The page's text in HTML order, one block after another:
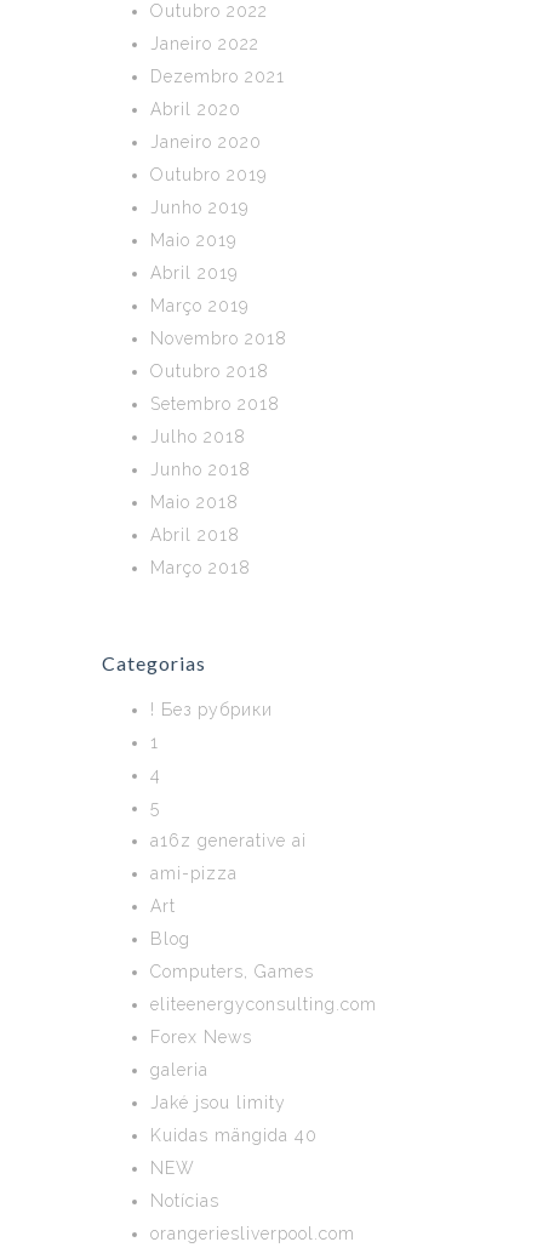
Outubro 2022
Janeiro 2022
Dezembro 2021
Abril 2020
Janeiro 2020
Outubro 2019
Junho 2019
Maio 2019
Abril 2019
Março 2019
Novembro 2018
Outubro 2018
Setembro 2018
Julho 2018
Junho 2018
Maio 2018
Abril 2018
Março 2018
Categorias
! Без рубрики
1
4
5
a16z generative ai
ami-pizza
Art
Blog
Computers, Games
eliteenergyconsulting.com
Forex News
galeria
Jaké jsou limity
Kuidas mängida 40
NEW
Notícias
orangeriesliverpool.com